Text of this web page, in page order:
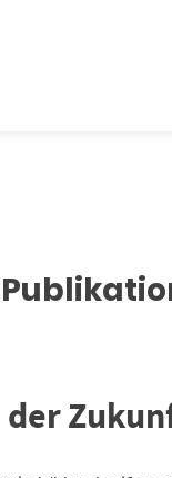
der